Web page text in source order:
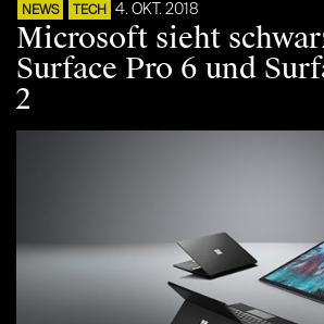
NEWS TECH 4. OKT. 2018
Microsoft sieht
Surface Pro 6 und
2